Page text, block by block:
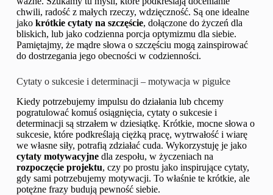
chwili, radość z małych rzeczy, wdzięczność. Są one idealne
jako krótkie cytaty na szczęście, dołączone do życzeń dla
bliskich, lub jako codzienna porcja optymizmu dla siebie.
Pamiętajmy, że mądre słowa o szczęściu mogą zainspirować
do dostrzegania jego obecności w codzienności.
Cytaty o sukcesie i determinacji – motywacja w pigułce
Kiedy potrzebujemy impulsu do działania lub chcemy
pogratulować komuś osiągnięcia, cytaty o sukcesie i
determinacji są strzałem w dziesiątkę. Krótkie, mocne słowa o
sukcesie, które podkreślają ciężką pracę, wytrwałość i wiarę
we własne siły, potrafią zdziałać cuda. Wykorzystuję je jako
cytaty motywacyjnedla zespołu, w życzeniach na
rozpoczęcie projektu, czy po prostu jako inspirujące cytaty,
gdy sami potrzebujemy motywacji. To właśnie te krótkie, ale
potężne frazy budują pewność siebie.